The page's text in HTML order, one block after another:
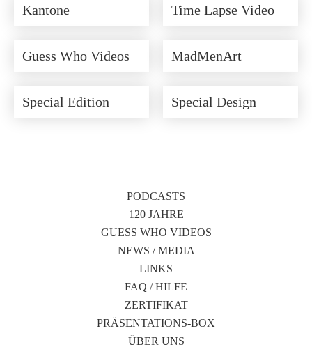
Kantone Time Lapse Video
Guess Who Videos MadMenArt
Special Edition Special Design
PODCASTS
120 JAHRE
GUESS WHO VIDEOS
NEWS / MEDIA
LINKS
FAQ / HILFE
ZERTIFIKAT
PRÄSENTATIONS-BOX
ÜBER UNS